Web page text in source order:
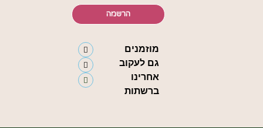
הרשמה
מוזמנים
גם לעקוב
אחרינו
ברשתות